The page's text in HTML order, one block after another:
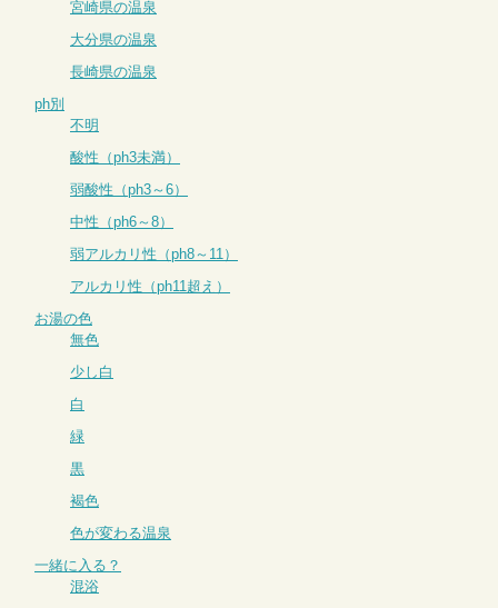
宮崎県の温泉
大分県の温泉
長崎県の温泉
ph別
不明
酸性（ph3未満）
弱酸性（ph3～6）
中性（ph6～8）
弱アルカリ性（ph8～11）
アルカリ性（ph11超え）
お湯の色
無色
少し白
白
緑
黒
褐色
色が変わる温泉
一緒に入る？
混浴